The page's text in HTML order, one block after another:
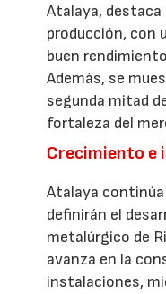
Atalaya,
producción, con
buen
Además, se
segunda mitad
fortaleza del
Crecimiento e
Atalaya
definirán el
metalúrgico de
avanza en la
instalaciones,